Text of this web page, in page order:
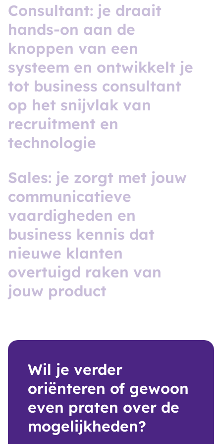
Consultant: je draait
hands-on aan de
knoppen van een
systeem en ontwikkelt je
tot business consultant
op het snijvlak van
recruitment en
technologie
Sales: je zorgt met jouw
communicatieve
vaardigheden en
business kennis dat
nieuwe klanten
overtuigd raken van
jouw product
Wil je verder
oriënteren of gewoon
even praten over de
mogelijkheden?